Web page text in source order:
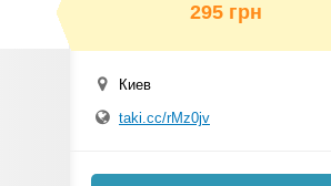
295 грн
Киев
taki.cc/rMz0jv